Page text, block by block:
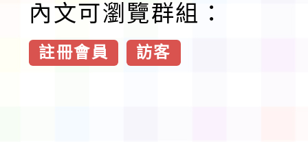
內文可瀏覽群組：
註冊會員 訪客